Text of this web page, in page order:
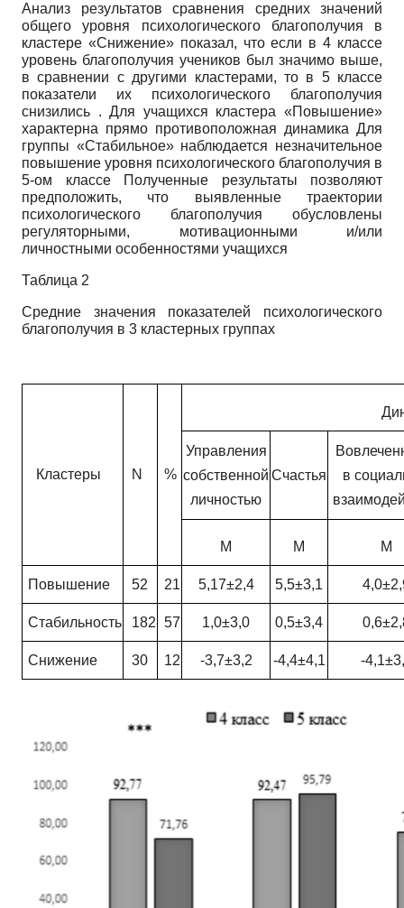
Анализ результатов сравнения средних значений
общего уровня психологического благополучия в
кластере «Снижение» показал, что если в 4 классе
уровень благополучия учеников был значимо выше,
в сравнении с другими кластерами, то в 5 классе
показатели их психологического благополучия
снизились . Для учащихся кластера «Повышение»
характерна прямо противоположная динамика Для
группы «Стабильное» наблюдается незначительное
повышение уровня психологического благополучия в
5-ом классе Полученные результаты позволяют
предположить, что выявленные траектории
психологического благополучия обусловлены
регуляторными, мотивационными и/или
личностными особенностями учащихся
Таблица 2
Средние значения показателей психологического
благополучия в 3 кластерных группах
Кластеры N %
Управления
собственной
личностью
Счастья
в
M M M
Повышение 52 21 5,17±2,4 5,5±3,1
Стабильность 182 57 1,0±3,0 0,5±3,4 0,6±
Снижение 30 12 -3,7±3,2 -4,4±4,1 -